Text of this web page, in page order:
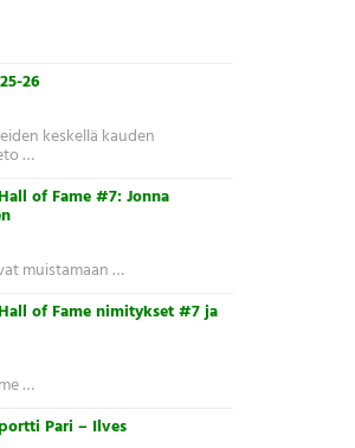
26
keskellä kauden
…
of Fame #7: Jonna
muistamaan …
of Fame nimitykset #7 ja
…
Pari – Ilves